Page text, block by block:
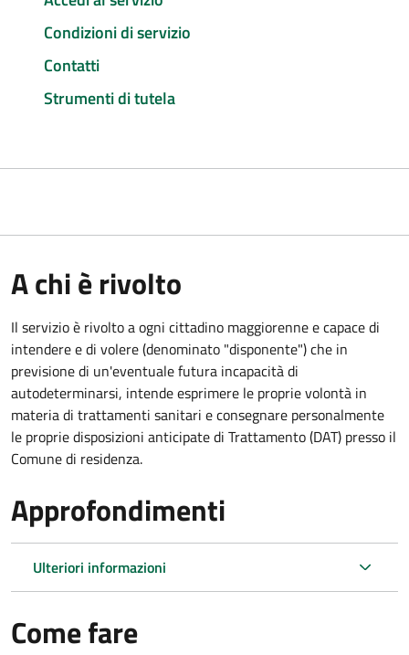
Condizioni di servizio
Contatti
Strumenti di tutela
A chi è rivolto
Il servizio è rivolto a ogni cittadino maggiorenne e capace di
intendere e di volere (denominato "disponente") che in
previsione di un'eventuale futura incapacità di
autodeterminarsi, intende esprimere le proprie volontà in
materia di trattamenti sanitari e consegnare personalmente
le proprie disposizioni anticipate di Trattamento (DAT) presso il
Comune di residenza.
Approfondimenti
Ulteriori informazioni
Come fare